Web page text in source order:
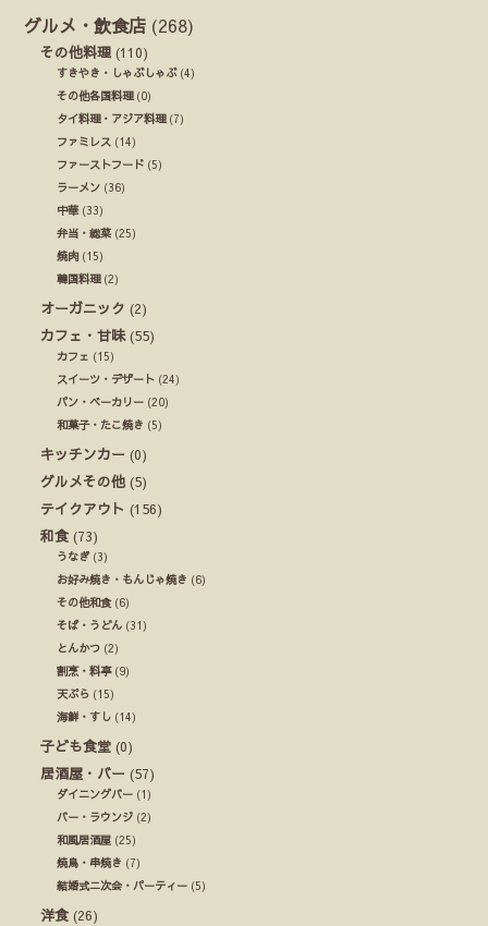
グルメ・飲食店 (268)
その他料理 (110)
すきやき・しゃぶしゃぶ(4)
その他各国料理(0)
タイ料理・アジア料理(7)
ファミレス (14)
ファーストフード (5)
ラーメン (36)
中華(33)
弁当・総菜 (25)
焼肉 (15)
韓国料理(2)
オーガニック (2)
カフェ・甘味(55)
カフェ (15)
スイーツ・デザート (24)
パン・ベーカリー (20)
和菓子・たこ焼き (5)
キッチンカー (0)
グルメその他 (5)
テイクアウト (156)
和食 (73)
うなぎ(3)
お好み焼き・もんじゃ焼き (6)
その他和食(6)
そば・うどん (31)
とんかつ (2)
割烹・料亭(9)
天ぷら (15)
海鮮・すし (14)
子ども食堂 (0)
居酒屋・バー (57)
ダイニングバー (1)
バー・ラウンジ (2)
和風居酒屋 (25)
焼鳥・串焼き (7)
結婚式ニ次会・パーティー (5)
洋食 (26)